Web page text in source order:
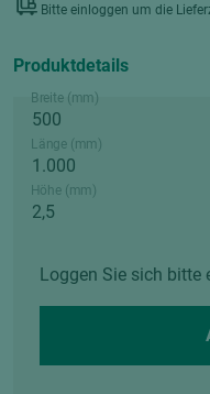
Bitte einloggen um die
Produktdetails
Breite (mm)
Länge (mm)
Höhe (mm)
Loggen Sie sich bitte